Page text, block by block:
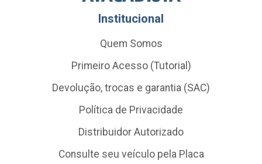
Institucional
Quem Somos
Primeiro Acesso (Tutorial)
Devolução, trocas e garantia (SAC)
Política de Privacidade
Distribuidor Autorizado
Consulte seu veículo pela Placa